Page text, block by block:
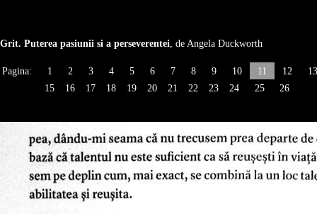
Grit. Puterea pasiunii si a perseverentei, de Angela Duckworth
Pagina: 1 2 3 4 5 6 7 8 9 10 11 12
13
15
16 17 18 19 20 21 22 23 24 25 26